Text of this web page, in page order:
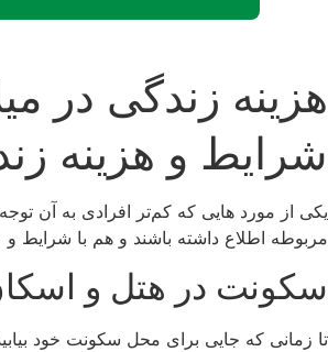
هزینه زندگی در
شرایط و هزینه
یکی از مورد هایی که کم‌تر افرادی به آن
مربوطه اطلاع داشته باشند و هم با شرایط و
سکونت در هتل و